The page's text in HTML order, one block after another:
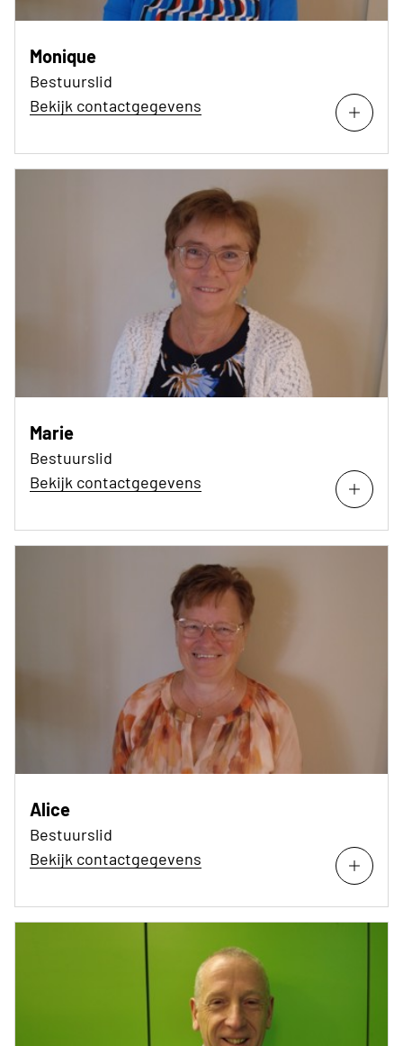
Monique
Bestuurslid
Bekijk contactgegevens
Marie
Bestuurslid
Bekijk contactgegevens
Alice
Bestuurslid
Bekijk contactgegevens